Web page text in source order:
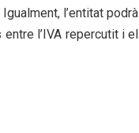
l’entitat podrà
l’IVA repercutit i el